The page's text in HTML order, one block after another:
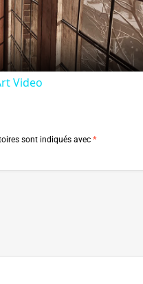
Video
sont indiqués avec *